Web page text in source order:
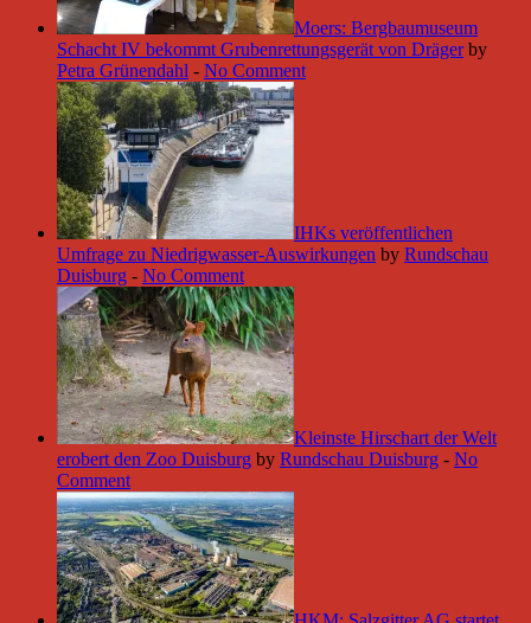
Moers: Bergbaumuseum
Schacht IV bekommt Grubenrettungsgerät von Dräger by
Petra Grünendahl - No Comment
IHKs veröffentlichen
Umfrage zu Niedrigwasser-Auswirkungen by Rundschau
Duisburg - No Comment
Kleinste Hirschart der Welt
erobert den Zoo Duisburg by Rundschau Duisburg - No
Comment